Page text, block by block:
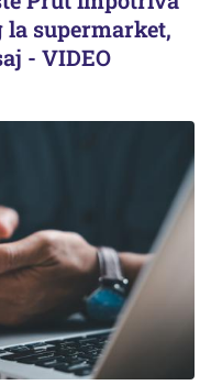
la supermarket,
- VIDEO